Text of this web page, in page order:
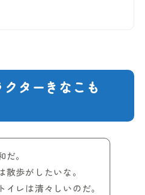
ターきなこも
。
散歩がしたいな。
イレは清々しいのだ。